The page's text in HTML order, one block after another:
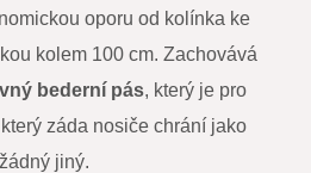
oporu od kolínka ke
kolem 100 cm. Zachovává
bederní pás, který je pro
záda nosiče chrání jako
žádný jiný.